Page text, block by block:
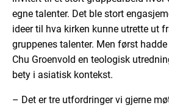
egne talenter. Det ble stort
ideer til hva kirken kunne utrette ut
gruppenes talenter. Men først
Chu Groenvold en teologisk
bety i asiatisk kontekst.
– Det er tre utfordringer vi gjerne